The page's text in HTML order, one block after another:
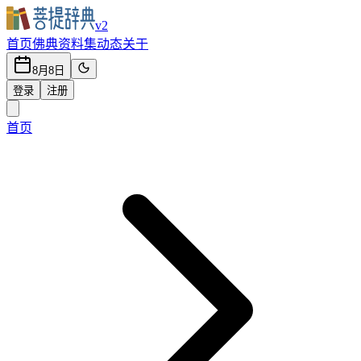
v2
首页佛典资料集动态关于
8月8日
登录
注册
首页